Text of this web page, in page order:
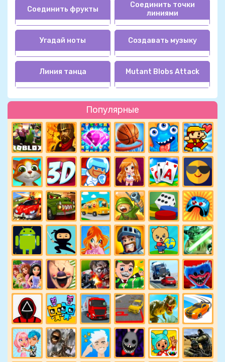
Популярные
Соединить фрукты
Соединить точки
линиями
Угадай ноты Создавать музыку
Линия танца Mutant Blobs Attack